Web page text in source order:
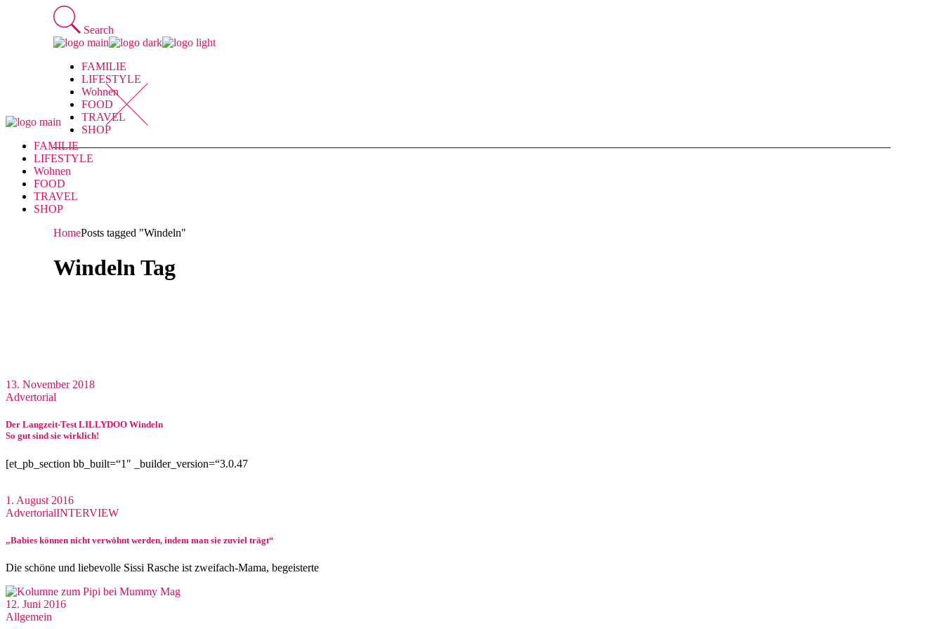
Search
FAMILIE
LIFESTYLE
Wohnen
FOOD
TRAVEL
SHOP
FAMILIE
LIFESTYLE
Wohnen
FOOD
TRAVEL
SHOP
HomePosts tagged "Windeln"
Windeln Tag
13. November 2018
Advertorial
Der Langzeit-Test LILLYDOO Windeln
So gut sind sie wirklich!
[et_pb_section bb_built=“1″ _builder_version=“3.0.47
1. August 2016
AdvertorialINTERVIEW
„Babies können nicht verwöhnt werden, indem man sie zuviel trägt“
Die schöne und liebevolle Sissi Rasche ist zweifach-Mama, begeisterte
12. Juni 2016
Allgemein